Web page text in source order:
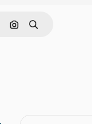
Cerca per immagine
Ricerca